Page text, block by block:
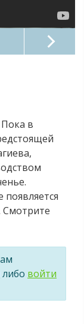
Пока в
либо войти